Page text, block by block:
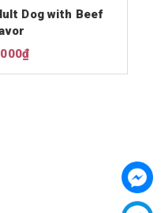
Dog with Beef